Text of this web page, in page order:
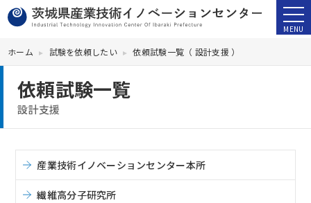
ホーム 試験を依頼したい 依頼試験一覧（ 設計支援 ）
依頼試験一覧
設計支援
産業技術イノベーションセンター本所
繊維高分子研究所